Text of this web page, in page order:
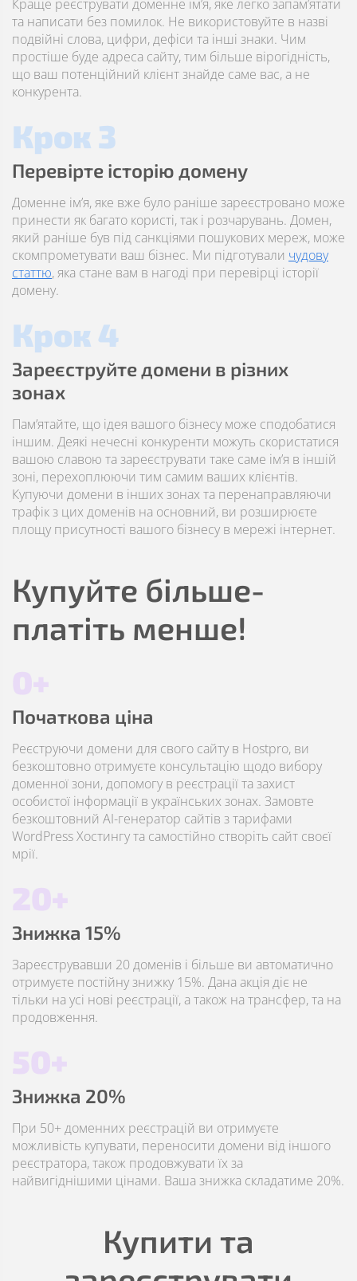
Краще реєструвати доменне ім’я, яке легко запам’ятати
та написати без помилок. Не використовуйте в назві
подвійні слова, цифри, дефіси та інші знаки. Чим
простіше буде адреса сайту, тим більше вірогідність,
що ваш потенційний клієнт знайде саме вас, а не
конкурента.
Крок 3
Перевірте історію домену
Доменне ім’я, яке вже було раніше зареєстровано може
принести як багато користі, так і розчарувань. Домен,
який раніше був під санкціями пошукових мереж, може
скомпрометувати ваш бізнес. Ми підготували чудову
статтю, яка стане вам в нагоді при перевірці історії
домену.
Крок 4
Зареєструйте домени в різних
зонах
Пам’ятайте, що ідея вашого бізнесу може сподобатися
іншим. Деякі нечесні конкуренти можуть скористатися
вашою славою та зареєструвати таке саме ім’я в іншій
зоні, перехоплюючи тим самим ваших клієнтів.
Купуючи домени в інших зонах та перенаправляючи
трафік з цих доменів на основний, ви розширюєте
площу присутності вашого бізнесу в мережі інтернет.
Купуйте більше-
платіть менше!
0+
Початкова ціна
Реєструючи домени для свого сайту в Hostpro, ви
безкоштовно отримуєте консультацію щодо вибору
доменної зони, допомогу в реєстрації та захист
особистої інформації в українських зонах. Замовте
безкоштовний AI-генератор сайтів з тарифами
WordPress Хостингу та самостійно створіть сайт своєї
мрії.
20+
Знижка 15%
Зареєструвавши 20 доменів і більше ви автоматично
отримуєте постійну знижку 15%. Дана акція діє не
тільки на усі нові реєстрації, а також на трансфер, та на
продовження.
50+
Знижка 20%
При 50+ доменних реєстрацій ви отримуєте
можливість купувати, переносити домени від іншого
реєстратора, також продовжувати їх за
найвигіднішими цінами. Ваша знижка складатиме 20%.
Купити та